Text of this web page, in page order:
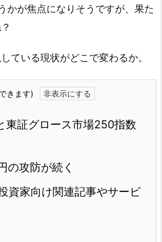
かが焦点になりそうですが、果た
ている現状がどこで変わるか。
きます)
東証グロース市場250指数
の攻防が続く
資家向け関連記事やサービ